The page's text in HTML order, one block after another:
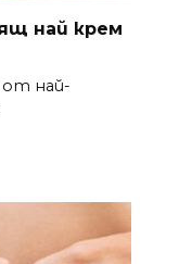
най крем
най-